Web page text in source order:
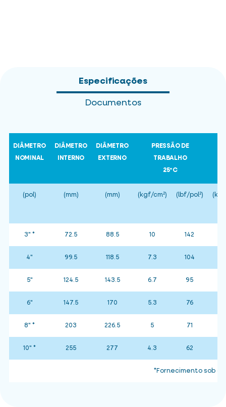
Especificações
Documentos
DIÂMETRO
NOMINAL
DIÂMETRO
INTERNO
DIÂMETRO
EXTERNO
PRESSÃO DE
TRABALHO
25ºC
(pol) (mm) (mm) (kgf/cm²) (lbf/pol²)
3" * 72.5 88.5 10 142
4" 99.5 118.5 7.3 104
5" 124.5 143.5 6.7 95
6" 147.5 170 5.3 76
8" * 203 226.5 5 71
10" * 255 277 4.3 62
*Fornecimento sob